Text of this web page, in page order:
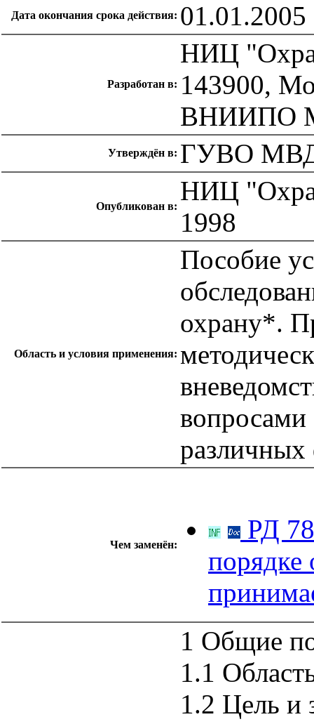
Дата окончания срока действия: 01.01.2005
Разработан в:
НИЦ
143900,
ВНИИПО
Утверждён в: ГУВО МВД
Опубликован в:
НИЦ
1998
Область и условия применения:
Пособие
охрану*.
вопросами
различных
Чем заменён:
РД
порядке
1 Общие
1.1
1.2 Цель и